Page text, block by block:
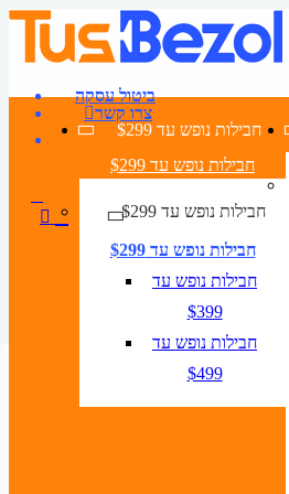
ביטול עסקה
צרו קשר
חבילות נופש עד $299
חבילות נופש עד $299
חבילות נופש עד $299
חבילות נופש עד $299
חבילות נופש עד
$399
חבילות נופש עד
$499
חבילות נופש בארצות הברית
מלונות בארצות הברית